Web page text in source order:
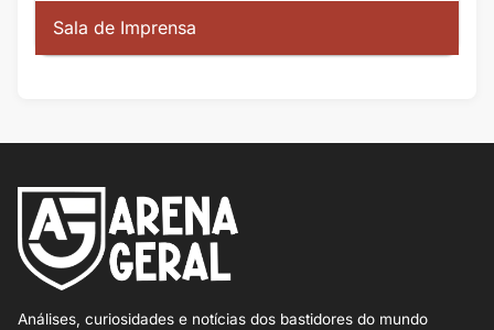
Sala de Imprensa
Análises, curiosidades e notícias dos bastidores do mundo